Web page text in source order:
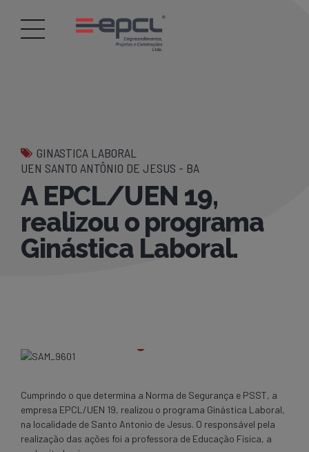
GINASTICA LABORAL
UEN SANTO ANTÔNIO DE JESUS - BA
A EPCL/UEN 19,
realizou o programa
Ginástica Laboral.
Cumprindo o que determina a Norma de Segurança e PSST, a
empresa EPCL/UEN 19, realizou o programa Ginástica Laboral,
na localidade de Santo Antonio de Jesus. O responsável pela
realização das ações foi a professora de Educação Física, a